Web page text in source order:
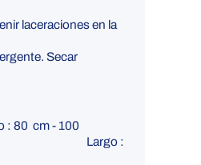
laceraciones en la
Secar
: 80 cm - 100
Largo :